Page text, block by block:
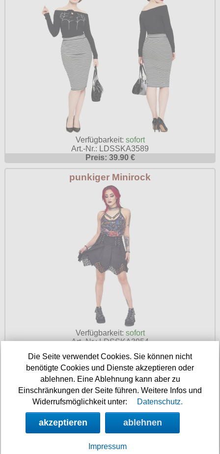
Verfügbarkeit: sofort
Art.-Nr.: LDSSKA3589
Preis: 39.90 €
punkiger Minirock
Verfügbarkeit: sofort
Art.-Nr.: LDSSKA3954
Rock mit Nieten Jawbreaker
Die Seite verwendet Cookies. Sie können nicht
benötigte Cookies und Dienste akzeptieren oder
ablehnen. Eine Ablehnung kann aber zu
Einschränkungen der Seite führen. Weitere Infos und
Widerrufsmöglichkeit unter:
Datenschutz.
akzeptieren ablehnen
Impressum